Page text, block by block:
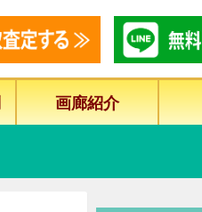
画廊紹介